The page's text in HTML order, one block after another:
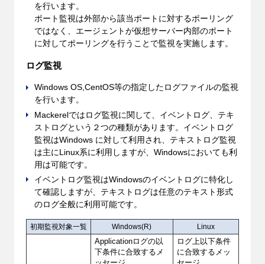
を行います。
ポート監視は外部から該当ポートに対するポーリング
ではなく、エージェントが仮想サーバー内部のポート
に対してポーリングを行うことで監視を実施します。
ログ監視
Windows OS,CentOS等の指定したログファイルの監視
を行います。
Mackerelではログ監視に関して、イベントログ、テキ
ストログという２つの種類があります。イベントログ
監視はWindows に対して利用され、テキストログ監視
は主にLinux系に利用しますが、Windowsにおいても利
用は可能です。
イベントログ監視はWindowsのイベントログに特化し
て確認しますが、テキストログは任意のテキスト形式
のログ全般に利用可能です。
初期監視対象一覧 Windows(R) Linux
Applicationログの以
下条件に合致するメ
ログ上以下条件
に合致するメッ